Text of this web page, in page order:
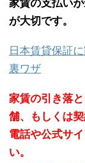
家賃の支払い
が大切です。
日本賃貸保証
裏ワザ
家賃の引き落
舗、もしくは
電話や公式サ
い。